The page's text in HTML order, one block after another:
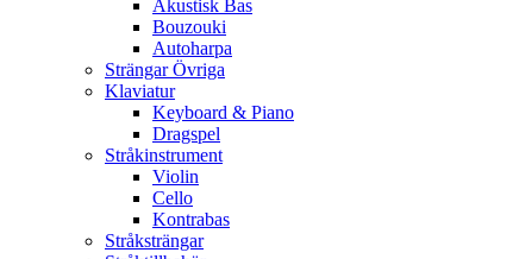
Akustisk Bas
Bouzouki
Autoharpa
Strängar Övriga
Klaviatur
Keyboard & Piano
Dragspel
Stråkinstrument
Violin
Cello
Kontrabas
Stråksträngar